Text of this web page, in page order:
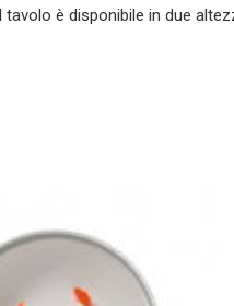
è disponibile in due